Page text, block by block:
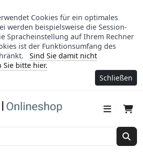
Cookies für ein optimales
werden beispielsweise die Session-
Spracheinstellung auf Ihrem Rechner
ist der Funktionsumfang des
Sind Sie damit nicht
Sie bitte hier.
Schließen